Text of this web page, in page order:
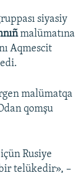
siyasiy
malümatına
Aqmescit
malümatqa
qomşu
Rusiye
bir telükedir», –